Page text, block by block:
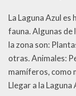
La Laguna Azul
fauna. Algunas de
la zona son:
otras. Animales:
mamíferos, como
Llegar a la Laguna